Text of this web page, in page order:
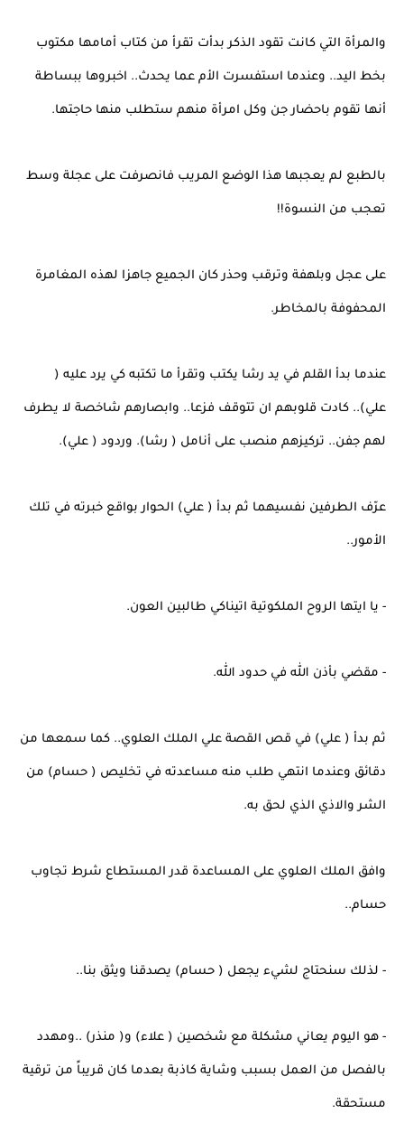
والمرأة التي كانت تقود الذكر بدأت تقرأ من كتاب أمامها مكتوب
بخط اليد.. وعندما استفسرت الأم عما يحدث.. اخبروها ببساطة
أنها تقوم باحضار جن وكل امرأة منهم ستطلب منها حاجتها.
بالطبع لم يعجبها هذا الوضع المريب فانصرفت على عجلة وسط
تعجب من النسوة!!
على عجل وبلهفة وترقب وحذر كان الجميع جاهزا لهذه المغامرة
المحفوفة بالمخاطر.
عندما بدأ القلم في يد رشا يكتب وتقرأ ما تكتبه كي يرد عليه (
علي).. كادت قلوبهم ان تتوقف فزعا.. وابصارهم شاخصة لا يطرف
لهم جفن.. تركيزهم منصب على أنامل ( رشا). وردود ( علي).
عرّف الطرفين نفسيهما ثم بدأ ( علي) الحوار بواقع خبرته في تلك
الأمور..
- يا ايتها الروح الملكوتية اتيناكي طالبين العون.
- مقضي بأذن الله في حدود الله.
ثم بدأ ( علي) في قص القصة علي الملك العلوي.. كما سمعها من
دقائق وعندما انتهي طلب منه مساعدته في تخليص ( حسام) من
الشر والاذي الذي لحق به.
وافق الملك العلوي على المساعدة قدر المستطاع شرط تجاوب
حسام..
- لذلك سنحتاج لشيء يجعل ( حسام) يصدقنا ويثق بنا..
- هو اليوم يعاني مشكلة مع شخصين ( علاء) و( منذر) ..ومهدد
بالفصل من العمل بسبب وشاية كاذبة بعدما كان قريباً من ترقية
مستحقة.